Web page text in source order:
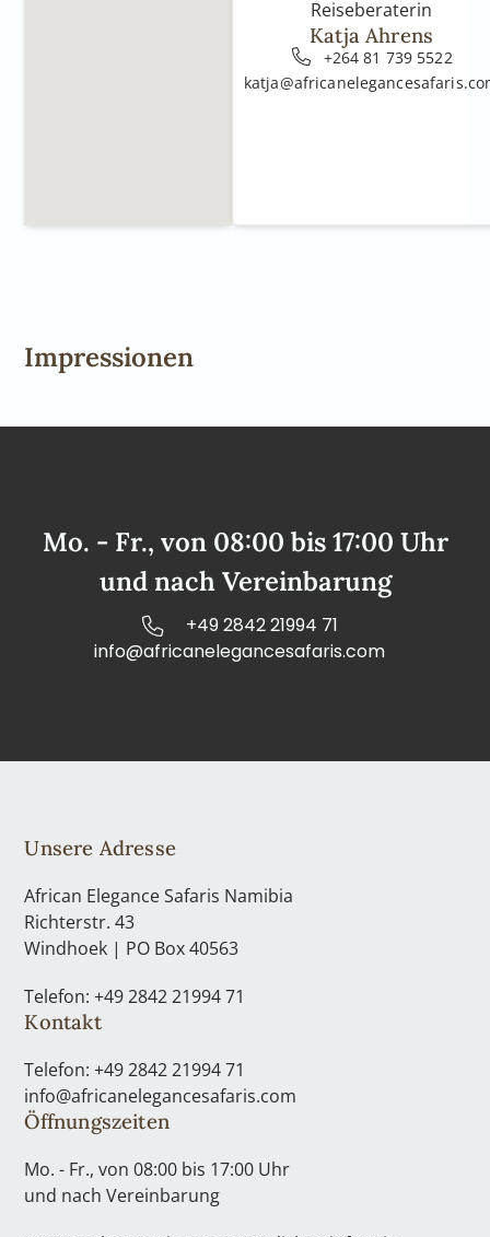
Reiseberaterin
Katja Ahrens
+264 81 739 5522
Impressionen
Mo. - Fr., von 08:00 bis 17:00 Uhr
und nach Vereinbarung
+49 2842 21994 71
info@africanelegancesafaris.com
Unsere Adresse
African Elegance Safaris Namibia
Richterstr. 43
Windhoek | PO Box 40563
Telefon: +49 2842 21994 71
Kontakt
Telefon: +49 2842 21994 71
info@africanelegancesafaris.com
Öffnungszeiten
Mo. - Fr., von 08:00 bis 17:00 Uhr
und nach Vereinbarung